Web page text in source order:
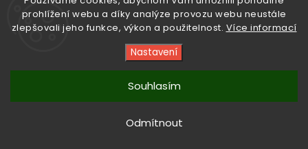
prohlížení webu a díky analýze provozu webu neustále
zlepšovali jeho funkce, výkon a použitelnost. Více informací
Nastavení
Odmítnout
Souhlasím
E-mailová adresa:
týká:
Způsob pro navrácení